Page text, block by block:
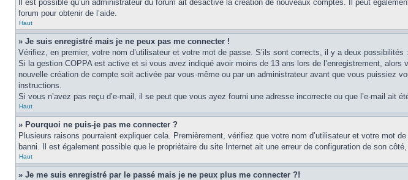
Il est possible qu’un administrateur du forum ait désactivé la création de nouveaux comptes. Il peut
forum pour obtenir de l’aide.
Haut
» Je suis enregistré mais je ne peux pas me connecter !
Vérifiez, en premier, votre nom d’utilisateur et votre mot de passe. S’ils sont corrects, il y a deux possibilités :
Si la gestion COPPA est active et si vous avez indiqué avoir moins de 13 ans lors de l’enregistrement,
nouvelle création de compte soit activée par vous-même ou par un administrateur avant que vous puissiez
instructions.
Si vous n’avez pas reçu d’e-mail, il se peut que vous ayez fourni une adresse incorrecte ou que l’e-mail
Haut
» Pourquoi ne puis-je pas me connecter ?
Plusieurs raisons pourraient expliquer cela. Premièrement, vérifiez que votre nom d’utilisateur et votre mot
banni. Il est également possible que le propriétaire du site Internet ait une erreur de configuration de son côté,
Haut
» Je me suis enregistré par le passé mais je ne peux plus me connecter ?!